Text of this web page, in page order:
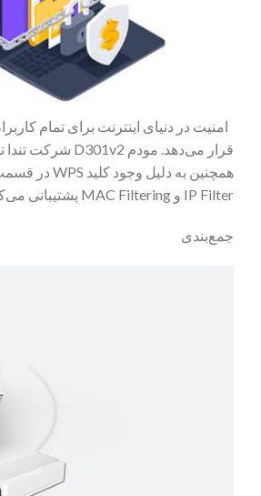
امنیت در دنیای اینترنت برای تمام
IP Filter و MAC Filtering پشتیبانی می‌کند که برای بسیاری از کاربران با اهمیت است.
جمع‌بندی